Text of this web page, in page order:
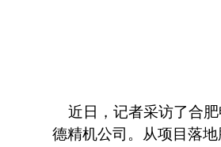
近日，记者采访了合肥
德精机公司。从项目落